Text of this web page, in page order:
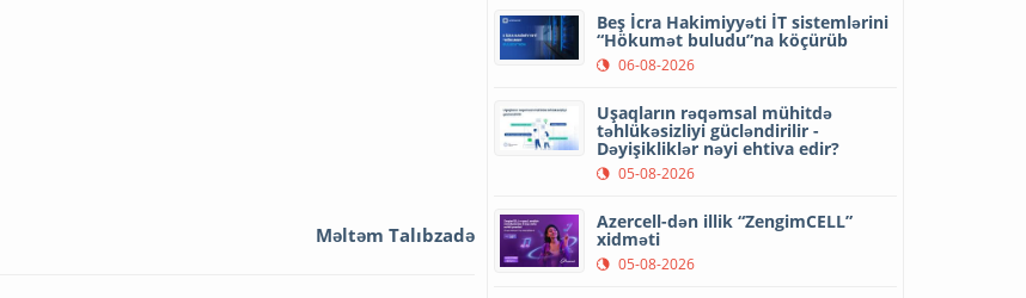
Məltəm Talıbzadə
Beş İcra Hakimiyyəti İT sistemlərini
“Hökumət buludu”na köçürüb
06-08-2026
Uşaqların rəqəmsal mühitdə
təhlükəsizliyi gücləndirilir -
Dəyişikliklər nəyi ehtiva edir?
05-08-2026
Azercell-dən illik “ZengimCELL”
xidməti
05-08-2026